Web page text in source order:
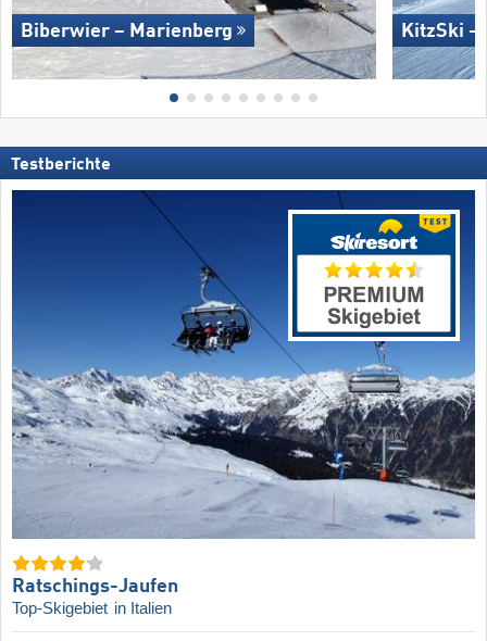
Biberwier – Marienberg KitzSki
Testberichte
Ratschings-Jaufen
Top-Skigebiet in Italien